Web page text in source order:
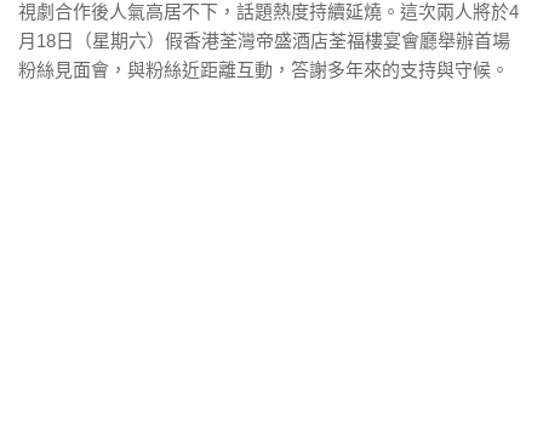
視劇合作後人氣高居不下，話題熱度持續延燒。這次兩人將於4
月18日（星期六）假香港荃灣帝盛酒店荃福樓宴會廳舉辦首場
粉絲見面會，與粉絲近距離互動，答謝多年來的支持與守候。